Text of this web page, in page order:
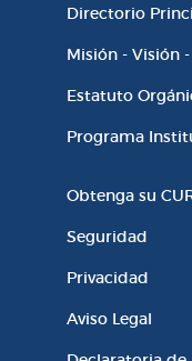
Directorio
Misión - Visión
Estatuto
Programa
Enlaces de
Obtenga su
Seguridad
Privacidad
Aviso Legal